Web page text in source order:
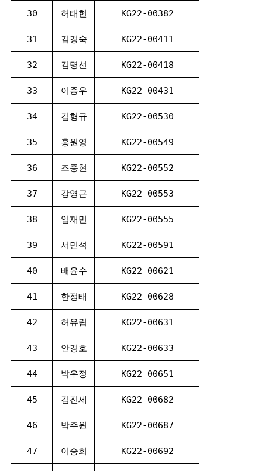
30 허태헌 KG22-00382
31 김경숙 KG22-00411
32 김명선 KG22-00418
33 이종우 KG22-00431
34 김형규 KG22-00530
35 홍원영 KG22-00549
36 조종현 KG22-00552
37 강영근 KG22-00553
38 임재민 KG22-00555
39 서민석 KG22-00591
40 배윤수 KG22-00621
41 한정태 KG22-00628
42 허유림 KG22-00631
43 안경호 KG22-00633
44 박우정 KG22-00651
45 김진세 KG22-00682
46 박주원 KG22-00687
47 이승희 KG22-00692